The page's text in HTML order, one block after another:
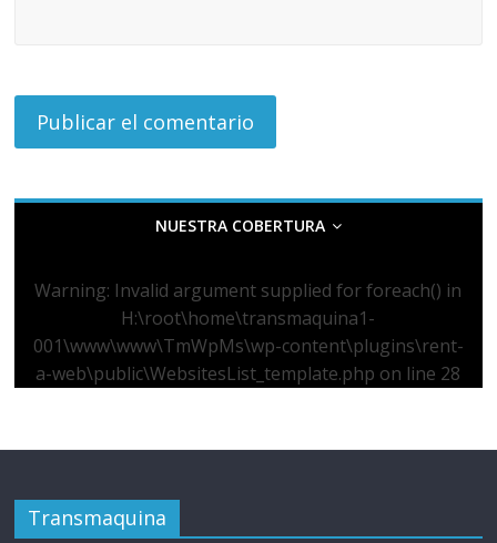
NUESTRA COBERTURA
Warning: Invalid argument supplied for foreach() in
H:\root\home\transmaquina1-
001\www\www\TmWpMs\wp-content\plugins\rent-
a-web\public\WebsitesList_template.php on line 28
Transmaquina